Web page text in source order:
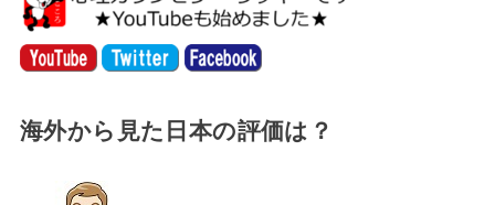
海外から見た日本の評価は？